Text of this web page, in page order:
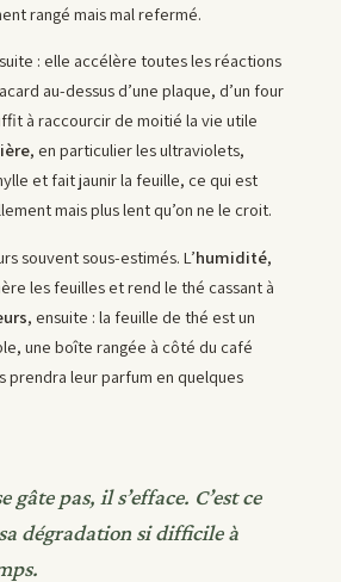
rangé mais mal refermé.
: elle accélère toutes les réactions
au-dessus d’une plaque, d’un four
à raccourcir de moitié la vie utile
, en particulier les ultraviolets,
et fait jaunir la feuille, ce qui est
mais plus lent qu’on ne le croit.
souvent sous-estimés. L’humidité,
les feuilles et rend le thé cassant à
, ensuite : la feuille de thé est un
une boîte rangée à côté du café
prendra leur parfum en quelques
gâte pas, il s’efface. C’est ce
dégradation si difficile à